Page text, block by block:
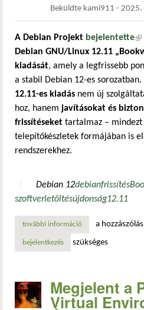
Beküldte kami911 - 2025.
A Debian Projekt bejelentette
Debian GNU/Linux 12.11
kiadását, amely a legfrissebb
a stabil Debian 12-es sorozatban.
12.11-es kiadás nem új
hoz, hanem javításokat és
frissítéseket tartalmaz – mindezt
telepítőkészletek formájában is
rendszerekhez.
Debian 12debianfrissítés
szoftverletöltésújdonság12.11
további információmegjelent a debian
a
bejelentkezés szükséges
Megjelent a
Virtual